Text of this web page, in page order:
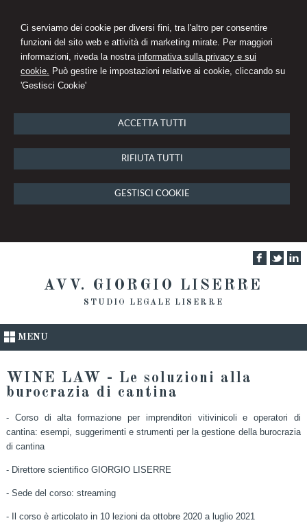
Ci serviamo dei cookie per diversi fini, tra l'altro per consentire
funzioni del sito web e attività di marketing mirate. Per maggiori
informazioni, riveda la nostra informativa sulla privacy e sui
cookie. Può gestire le impostazioni relative ai cookie, cliccando su
'Gestisci Cookie'
ACCETTA TUTTI
RIFIUTA TUTTI
GESTISCI COOKIE
AVV. GIORGIO LISERRE
STUDIO LEGALE LISERRE
MENU
WINE LAW - Le soluzioni alla
burocrazia di cantina
- Corso di alta formazione per imprenditori vitivinicoli e operatori di
cantina: esempi, suggerimenti e strumenti per la gestione della burocrazia
di cantina
- Direttore scientifico GIORGIO LISERRE
- Sede del corso: streaming
- Il corso è articolato in 10 lezioni da ottobre 2020 a luglio 2021